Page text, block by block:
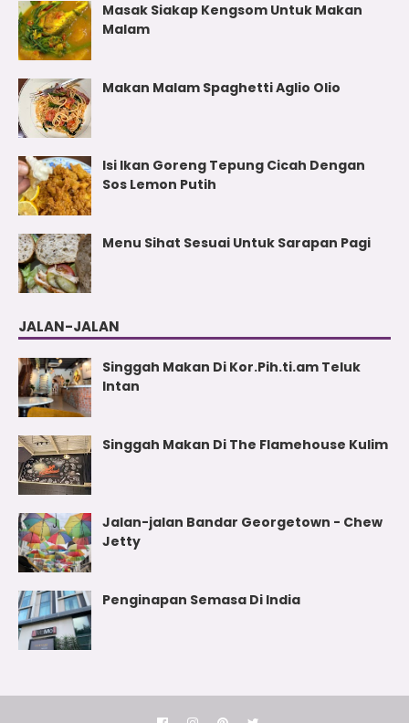
Masak Siakap Kengsom Untuk Makan
Malam
Makan Malam Spaghetti Aglio Olio
Isi Ikan Goreng Tepung Cicah Dengan
Sos Lemon Putih
Menu Sihat Sesuai Untuk Sarapan Pagi
JALAN-JALAN
Singgah Makan Di Kor.Pih.ti.am Teluk
Intan
Singgah Makan Di The Flamehouse Kulim
Jalan-jalan Bandar Georgetown - Chew
Jetty
Penginapan Semasa Di India